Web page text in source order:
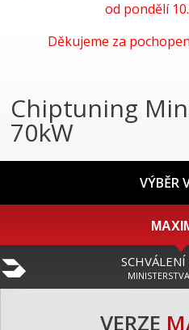
od pondělí
Děkujeme za
Chiptuning
70kW
VÝBĚR
VERZE